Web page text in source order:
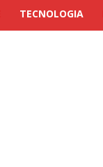
TECNOLOGIA